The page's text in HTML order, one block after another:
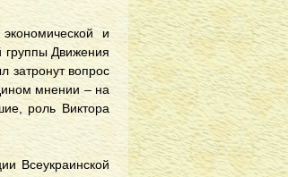
и
группы Движения
затронут вопрос
мнении – на
роль Виктора
Всеукраинской